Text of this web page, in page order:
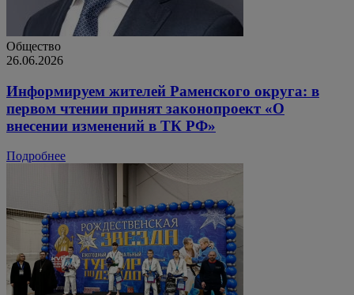
Общество
26.06.2026
Информируем жителей Раменского округа: в
первом чтении принят законопроект «О
внесении изменений в ТК РФ»
Подробнее